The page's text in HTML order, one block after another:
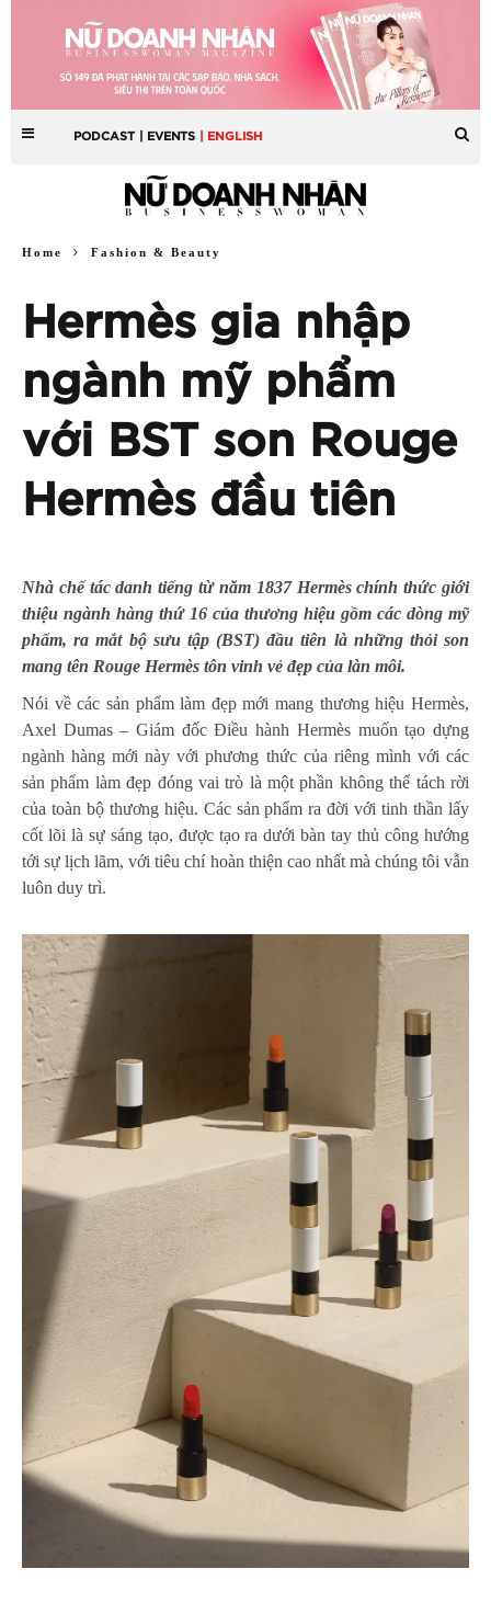
PODCAST | EVENTS | ENGLISH
Home Fashion & Beauty
Hermès gia nhập
ngành mỹ phẩm
với BST son Rouge
Hermès đầu tiên
Nhà chế tácdanh tiếngtừ năm 1837 Hermèschính thứcgiới
thiệu ngành hàng thứ 16 của thương hiệu gồm các dòng mỹ
phẩm, ra mắtbộ sưu tập(BST)đầu tiên là những thỏi son
mang tên Rouge Hermès tôn vinh vẻ đẹp của làn môi.
Nói về các sản phẩm làm đẹp mới mang thương hiệu Hermès,
Axel Dumas – Giám đốc Điều hành Hermès muốn tạo dựng
ngành hàng mới này với phương thức của riêng mình với các
sản phẩm làm đẹp đóng vai trò là một phần không thể tách rời
của toàn bộ thương hiệu. Các sản phẩm ra đời với tinh thần lấy
cốt lõi là sự sáng tạo, được tạo ra dưới bàn tay thủ công hướng
tới sự lịch lãm, với tiêu chí hoàn thiện cao nhất mà chúng tôi vẫn
luôn duy trì.